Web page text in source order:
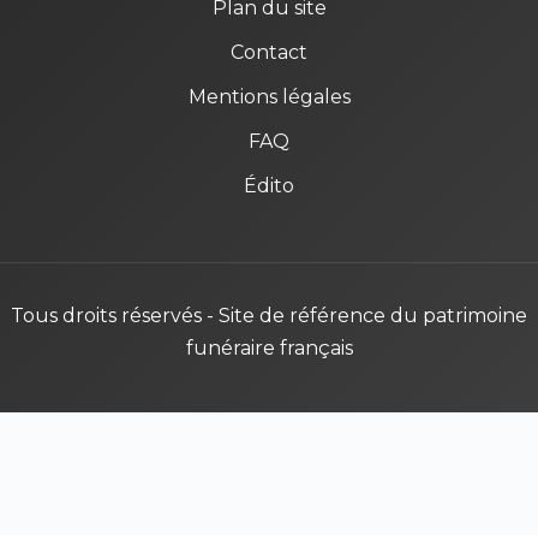
Plan du site
Contact
Mentions légales
FAQ
Édito
Tous droits réservés - Site de référence du patrimoine
funéraire français